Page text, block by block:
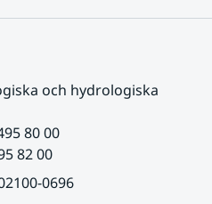
och hydrologiska
80 00
82 00
0696